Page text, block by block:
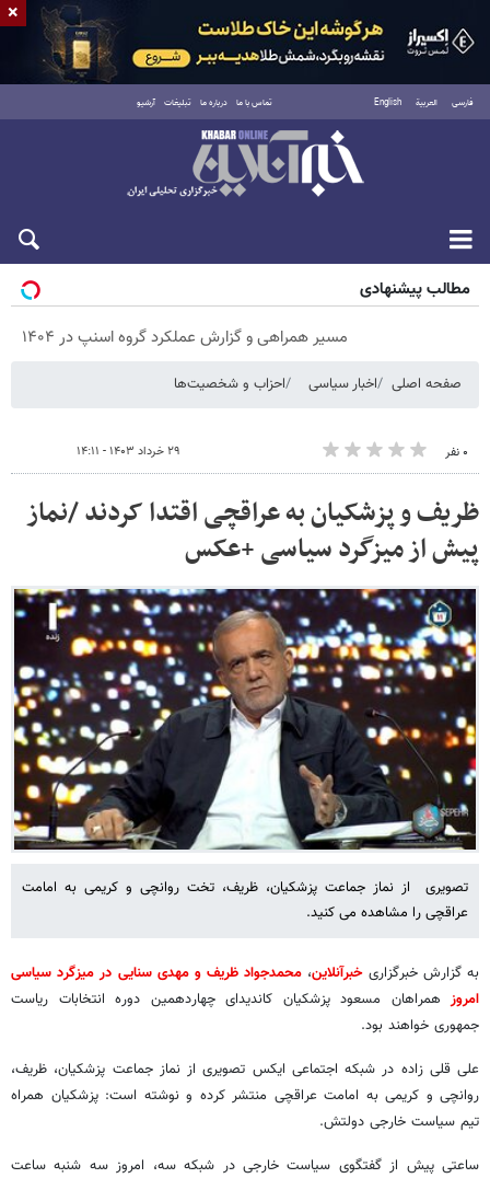
فارسی العربية English تماس با ما درباره ما تبلیغات آرشیو
جمعه ۱۶ مرداد ۱۴۰۵
مطالب پیشنهادی
مسیر همراهی و گزارش عملکرد گروه اسنپ در ۱۴۰۴
صفحه اصلی اخبار سیاسی احزاب و شخصیت‌ها
۰ نفر ۲۹ خرداد ۱۴۰۳ - ۱۴:۱۱
ظریف و پزشکیان به عراقچی اقتدا کردند /نماز
پیش از میزگرد سیاسی +عکس
تصویری از نماز جماعت پزشکیان، ظریف، تخت روانچی و کریمی به امامت
عراقچی را مشاهده می کنید.
به گزارش خبرگزاریخبرآنلاین، محمدجواد ظریف و مهدی سنایی در میزگرد سیاسی
امروز همراهان مسعود پزشکیان کاندیدای چهاردهمین دوره انتخابات ریاست
جمهوری خواهند بود.
علی قلی زاده در شبکه اجتماعی ایکس تصویری از نماز جماعت پزشکیان، ظریف،
روانچی و کریمی به امامت عراقچی منتشر کرده و نوشته است: پزشکیان همراه
تیم سیاست خارجی دولتش.
ساعتی پیش از گفتگوی سیاست خارجی در شبکه سه، امروز سه شنبه ساعت
×